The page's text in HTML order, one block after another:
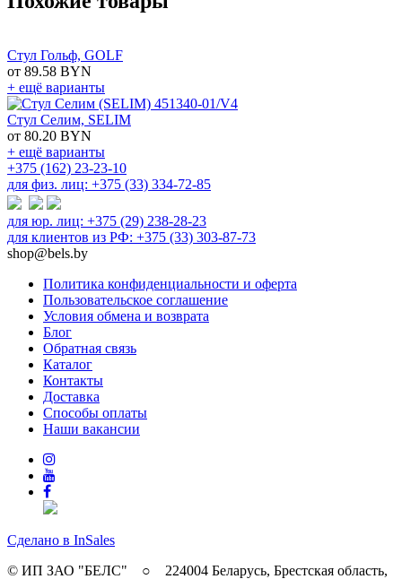
Стул Гольф, GOLF
от 89.58 BYN
+ ещё варианты
Стул Селим, SELIM
от 80.20 BYN
+ ещё варианты
+375 (162) 23-23-10
для физ. лиц: +375 (33) 334-72-85
для юр. лиц: +375 (29) 238-28-23
для клиентов из РФ: +375 (33) 303-87-73
shop@bels.by
Политика конфиденциальности и оферта
Пользовательское соглашение
Условия обмена и возврата
Блог
Обратная связь
Каталог
Контакты
Доставка
Способы оплаты
Наши вакансии
Сделано в InSales
© ИП ЗАО "БЕЛС" ○ 224004 Беларусь, Брестская область,